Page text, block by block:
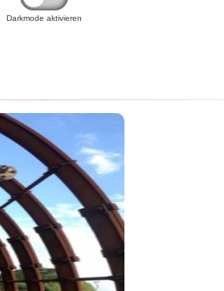
Darkmode aktivieren